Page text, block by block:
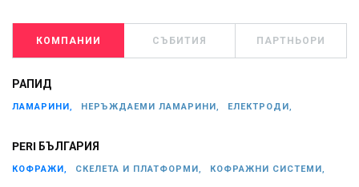
КОМПАНИИ СЪБИТИЯ ПАРТНЬОРИ
РАПИД
ЛАМАРИНИ, НЕРЪЖДАЕМИ ЛАМАРИНИ, ЕЛЕКТРОДИ,
PERI БЪЛГАРИЯ
КОФРАЖИ, СКЕЛЕТА И ПЛАТФОРМИ, КОФРАЖНИ СИСТЕМИ,